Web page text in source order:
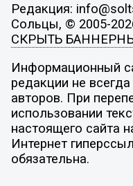
Редакция:
Сольцы, © 2005-
СКРЫТЬ
Информационный
редакции не
авторов. При
использовании
настоящего сайта
Интернет
обязательна.